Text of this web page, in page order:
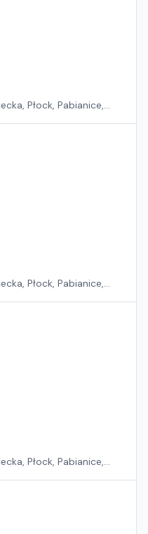
Płock, Pabianice,
Płock, Pabianice,
Płock, Pabianice,